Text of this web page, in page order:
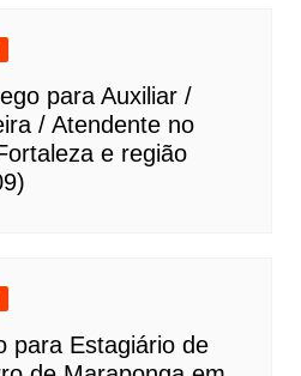
para Auxiliar /
/ Atendente no
e região
para Estagiário de